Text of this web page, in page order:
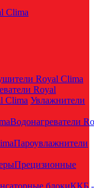
Clima
Royal Clima
Royal
Увлажнители
Водонагреватели
Пароувлажнители
Прецизионные
ККБ -